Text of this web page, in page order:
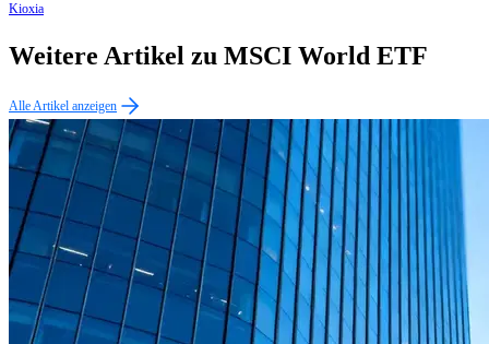
Kioxia
Weitere Artikel zu MSCI World ETF
Alle Artikel anzeigen